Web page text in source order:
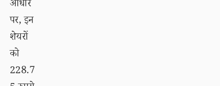
आधार
पर, इन
शेयरों
को
228.7